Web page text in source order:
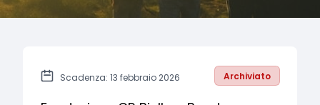
Scadenza: 13 febbraio 2026 Archiviato